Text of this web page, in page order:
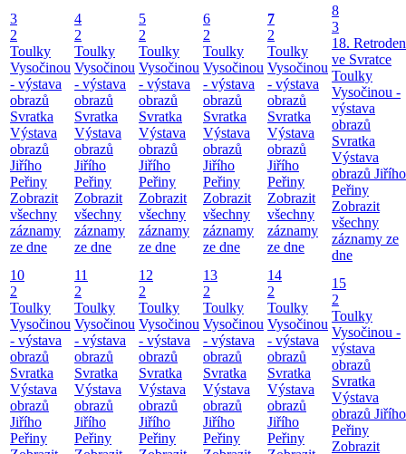
3
2
Toulky
Vysočinou
- výstava
obrazů
Svratka
Výstava
obrazů
Jiřího
Peřiny
Zobrazit
všechny
záznamy
ze dne
4
2
Toulky
Vysočinou
- výstava
obrazů
Svratka
Výstava
obrazů
Jiřího
Peřiny
Zobrazit
všechny
záznamy
ze dne
5
2
Toulky
Vysočinou
- výstava
obrazů
Svratka
Výstava
obrazů
Jiřího
Peřiny
Zobrazit
všechny
záznamy
ze dne
6
2
Toulky
Vysočinou
- výstava
obrazů
Svratka
Výstava
obrazů
Jiřího
Peřiny
Zobrazit
všechny
záznamy
ze dne
7
2
Toulky
Vysočinou
- výstava
obrazů
Svratka
Výstava
obrazů
Jiřího
Peřiny
Zobrazit
všechny
záznamy
ze dne
8
3
18. Retroden
ve Svratce
Toulky
Vysočinou -
výstava
obrazů
Svratka
Výstava
obrazů Jiřího
Peřiny
Zobrazit
všechny
záznamy ze
dne
10
2
Toulky
Vysočinou
- výstava
obrazů
Svratka
Výstava
obrazů
Jiřího
Peřiny
11
2
Toulky
Vysočinou
- výstava
obrazů
Svratka
Výstava
obrazů
Jiřího
Peřiny
12
2
Toulky
Vysočinou
- výstava
obrazů
Svratka
Výstava
obrazů
Jiřího
Peřiny
13
2
Toulky
Vysočinou
- výstava
obrazů
Svratka
Výstava
obrazů
Jiřího
Peřiny
14
2
Toulky
Vysočinou
- výstava
obrazů
Svratka
Výstava
obrazů
Jiřího
Peřiny
15
2
Toulky
Vysočinou -
výstava
obrazů
Svratka
Výstava
obrazů Jiřího
Peřiny
Zobrazit